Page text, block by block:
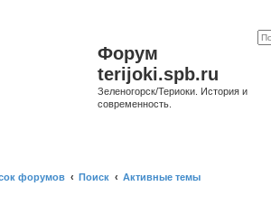
Форум
terijoki.spb.ru
Зеленогорск/Териоки. История и
современность.
форумов Поиск Активные темы